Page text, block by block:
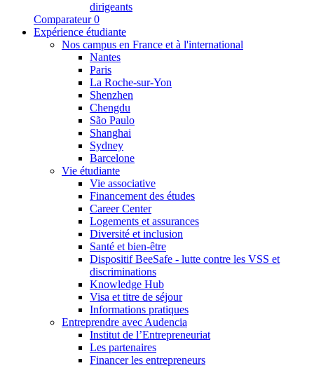
dirigeants
Comparateur 0
Expérience étudiante
Nos campus en France et à l'international
Nantes
Paris
La Roche-sur-Yon
Shenzhen
Chengdu
São Paulo
Shanghai
Sydney
Barcelone
Vie étudiante
Vie associative
Financement des études
Career Center
Logements et assurances
Diversité et inclusion
Santé et bien-être
Dispositif BeeSafe - lutte contre les VSS et
discriminations
Knowledge Hub
Visa et titre de séjour
Informations pratiques
Entreprendre avec Audencia
Institut de l’Entrepreneuriat
Les partenaires
Financer les entrepreneurs